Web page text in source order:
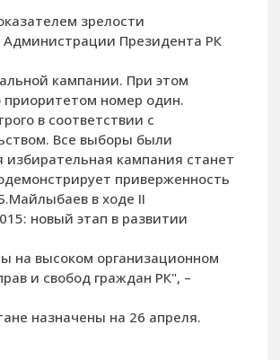
зрелости
Администрации Президента РК
кампании. При этом
приоритетом номер один.
в соответствии с
Все выборы были
кампания станет
приверженность
в ходе II
новый этап в развитии
на высоком организационном
и свобод граждан РК", –
назначены на 26 апреля.